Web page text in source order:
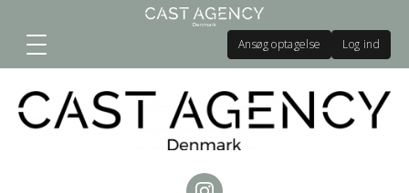
Ansøg optagelse Log ind